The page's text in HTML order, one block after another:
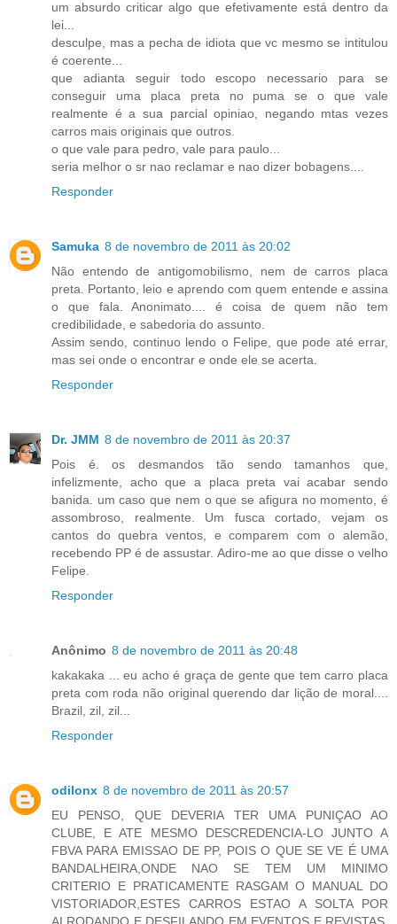
um absurdo criticar algo que efetivamente está dentro da
lei...
desculpe, mas a pecha de idiota que vc mesmo se intitulou
é coerente...
que adianta seguir todo escopo necessario para se
conseguir uma placa preta no puma se o que vale
realmente é a sua parcial opiniao, negando mtas vezes
carros mais originais que outros.
o que vale para pedro, vale para paulo...
seria melhor o sr nao reclamar e nao dizer bobagens....
Responder
Samuka 8 de novembro de 2011 às 20:02
Não entendo de antigomobilismo, nem de carros placa
preta. Portanto, leio e aprendo com quem entende e assina
o que fala. Anonimato.... é coisa de quem não tem
credibilidade, e sabedoria do assunto.
Assim sendo, continuo lendo o Felipe, que pode até errar,
mas sei onde o encontrar e onde ele se acerta.
Responder
Dr. JMM 8 de novembro de 2011 às 20:37
Pois é. os desmandos tão sendo tamanhos que,
infelizmente, acho que a placa preta vai acabar sendo
banida. um caso que nem o que se afigura no momento, é
assombroso, realmente. Um fusca cortado, vejam os
cantos do quebra ventos, e comparem com o alemão,
recebendo PP é de assustar. Adiro-me ao que disse o velho
Felipe.
Responder
Anônimo 8 de novembro de 2011 às 20:48
kakakaka ... eu acho é graça de gente que tem carro placa
preta com roda não original querendo dar lição de moral....
Brazil, zil, zil...
Responder
odilonx 8 de novembro de 2011 às 20:57
EU PENSO, QUE DEVERIA TER UMA PUNIÇAO AO
CLUBE, E ATE MESMO DESCREDENCIA-LO JUNTO A
FBVA PARA EMISSAO DE PP, POIS O QUE SE VE É UMA
BANDALHEIRA,ONDE NAO SE TEM UM MINIMO
CRITERIO E PRATICAMENTE RASGAM O MANUAL DO
VISTORIADOR,ESTES CARROS ESTAO A SOLTA POR
AI,RODANDO E DESFILANDO EM EVENTOS E REVISTAS,